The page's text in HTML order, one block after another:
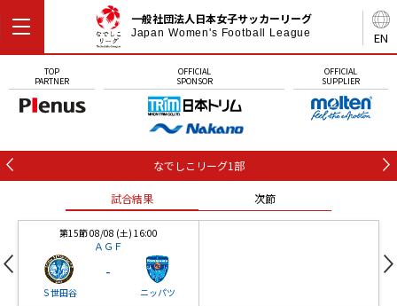
EN
一般社団法人日本女子サッカーリーグ
Japan Women's Football League
TOP
PARTNER
OFFICIAL
SPONSOR
OFFICIAL
SUPPLIER
なでしこリーグ1部
試合結果 次節
第15節 08/08 (土) 16:00
ＡＧＦ
Ｓ世田谷
-
ニッパツ